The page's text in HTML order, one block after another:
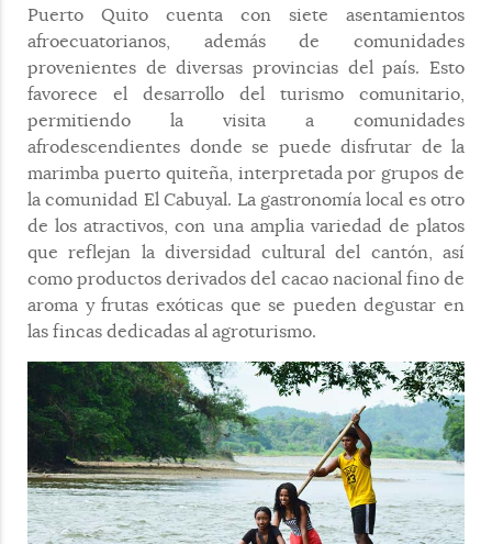
Puerto Quito cuenta con siete asentamientos
afroecuatorianos, además de comunidades
provenientes de diversas provincias del país. Esto
favorece el desarrollo del turismo comunitario,
permitiendo la visita a comunidades
afrodescendientes donde se puede disfrutar de la
marimba puerto quiteña, interpretada por grupos de
la comunidad El Cabuyal. La gastronomía local es otro
de los atractivos, con una amplia variedad de platos
que reflejan la diversidad cultural del cantón, así
como productos derivados del cacao nacional fino de
aroma y frutas exóticas que se pueden degustar en
las fincas dedicadas al agroturismo.